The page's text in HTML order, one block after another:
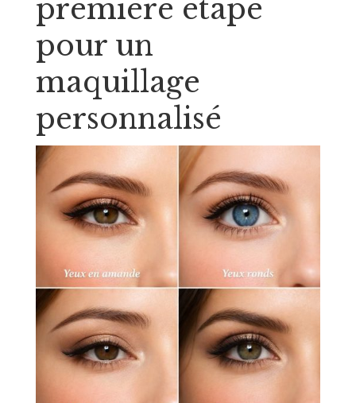
première étape
pour un
maquillage
personnalisé